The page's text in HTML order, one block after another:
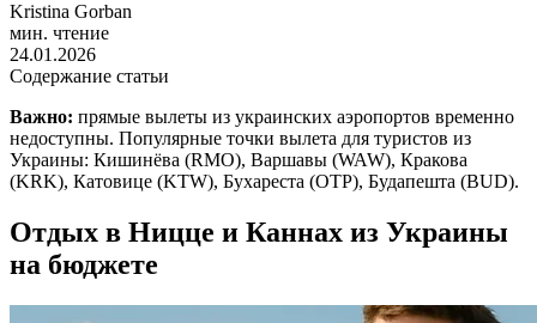
Kristina Gorban
мин. чтение
24.01.2026
Содержание статьи
Важно: прямые вылеты из украинских аэропортов временно
недоступны. Популярные точки вылета для туристов из
Украины: Кишинёва (RMO), Варшавы (WAW), Кракова
(KRK), Катовице (KTW), Бухареста (OTP), Будапешта (BUD).
Отдых в Ницце и Каннах из Украины
на бюджете